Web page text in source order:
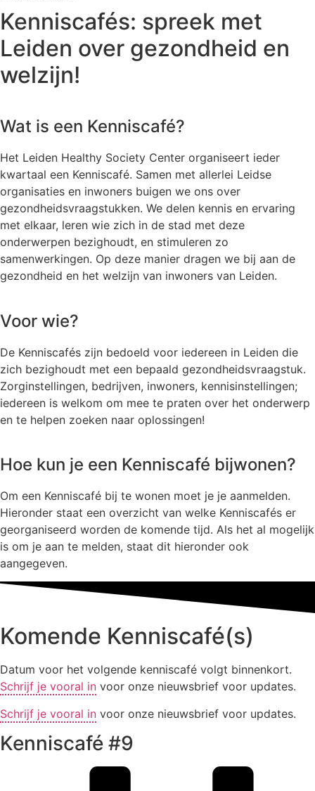
Kenniscafés: spreek met
Leiden over gezondheid en
welzijn!
Wat is een Kenniscafé?
Het Leiden Healthy Society Center organiseert ieder
kwartaal een Kenniscafé. Samen met allerlei Leidse
organisaties en inwoners buigen we ons over
gezondheidsvraagstukken. We delen kennis en ervaring
met elkaar, leren wie zich in de stad met deze
onderwerpen bezighoudt, en stimuleren zo
samenwerkingen. Op deze manier dragen we bij aan de
gezondheid en het welzijn van inwoners van Leiden.
Voor wie?
De Kenniscafés zijn bedoeld voor iedereen in Leiden die
zich bezighoudt met een bepaald gezondheidsvraagstuk.
Zorginstellingen, bedrijven, inwoners, kennisinstellingen;
iedereen is welkom om mee te praten over het onderwerp
en te helpen zoeken naar oplossingen!
Hoe kun je een Kenniscafé bijwonen?
Om een Kenniscafé bij te wonen moet je je aanmelden.
Hieronder staat een overzicht van welke Kenniscafés er
georganiseerd worden de komende tijd. Als het al mogelijk
is om je aan te melden, staat dit hieronder ook
aangegeven.
Komende Kenniscafé(s)
Datum voor het volgende kenniscafé volgt binnenkort.
Schrijf je vooral in voor onze nieuwsbrief voor updates.
Schrijf je vooral in voor onze nieuwsbrief voor updates.
Kenniscafé #9